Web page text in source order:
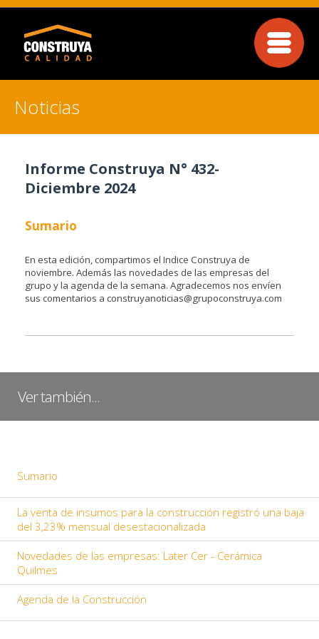
Noticias
Informe Construya N° 432-
Diciembre 2024
Sumario
En esta edición, compartimos el Indice Construya de
noviembre. Además las novedades de las empresas del
grupo y la agenda de la semana. Agradecemos nos envíen
sus comentarios a construyanoticias@grupoconstruya.com
Ver también...
Sumario
La venta de insumos para la construcción registró una baja
del 3,23% mensual desestacionalizada
Novedades de las empresas: Later Cer - Cerámica
Quilmes
Agenda de la Construcción